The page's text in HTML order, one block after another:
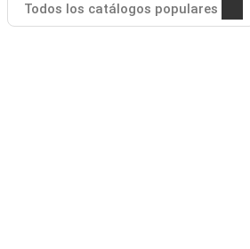
Todos los catálogos populares